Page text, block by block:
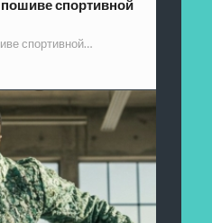
спортивной
спортивной…